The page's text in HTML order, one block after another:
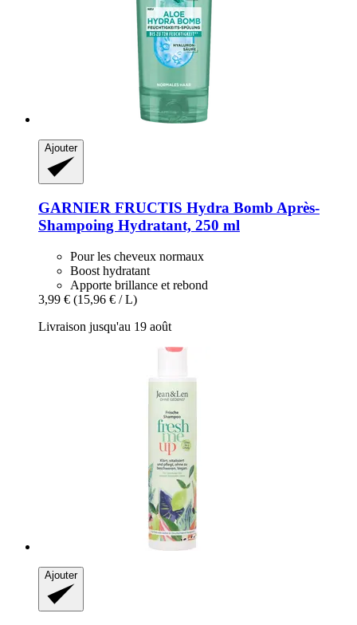
Ajouter
GARNIER FRUCTIS Hydra Bomb Après-​
Shampoing Hydratant, 250 ml
Pour les cheveux normaux
Boost hydratant
Apporte brillance et rebond
3,99 € (15,96 € / L)
Livraison jusqu'au 19 août
Ajouter